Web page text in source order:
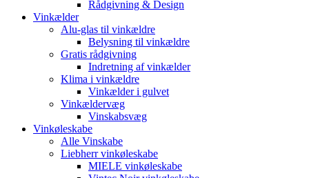
Rådgivning & Design
Vinkælder
Alu-glas til vinkældre
Belysning til vinkældre
Gratis rådgivning
Indretning af vinkælder
Klima i vinkældre
Vinkælder i gulvet
Vinkældervæg
Vinskabsvæg
Vinkøleskabe
Alle Vinskabe
Liebherr vinkøleskabe
MIELE vinkøleskabe